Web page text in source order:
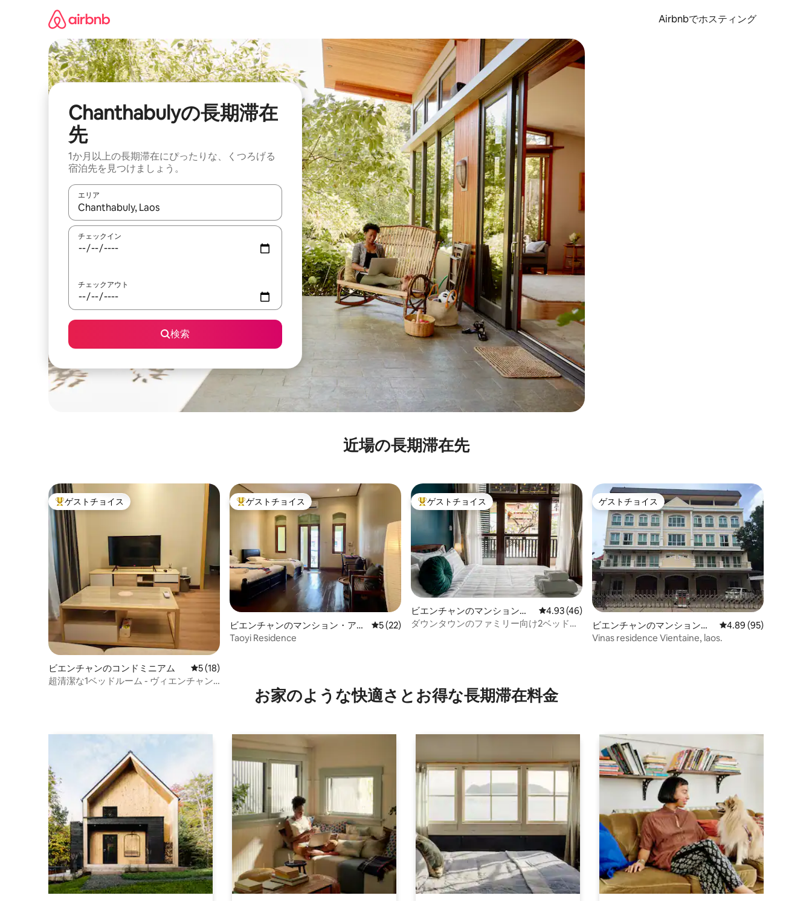
Airbnbでホスティング
Chanthabulyの長期滞在
先
1か月以上の長期滞在にぴったりな、くつろげる
宿泊先を見つけましょう。
エリア
検索結果が表示されたら、上下の矢印キーを使って移動するか、画面をタッチまたはスワイプして検索結果を確認することができます。
チェックイン
チェックアウト
検索
近場の長期滞在先
大好評のゲストチョイスです。
ゲストチョイス
ビエンチャンのコンドミニアム レビュー18件、5つ星中5つ星の平均評価
5 (18)
超清潔な1ベッドルーム - ヴィエンチャン
大好評のゲストチョイスです。
ゲストチョイス
ビエンチャンのマンション・アパ
ート
レビュー22件、5つ星中5つ星の平均評価
5 (22)
Taoyi Residence
大好評のゲストチョイスです。
ゲストチョイス
ビエンチャンのマンション・
アパート
レビュー46件、5つ星中4.93つ星の平均評価
4.93 (46)
ダウンタウンのファミリー向け2ベッドル
ゲストチョイス
ゲストチョイス
ビエンチャンのマンション・
アパート
レビュー95件、5つ星
4.89 (95)
Vinas residence Vientaine, laos.
お家のような快⁠適⁠さ⁠とお⁠得⁠な長⁠期⁠滞⁠在料⁠金